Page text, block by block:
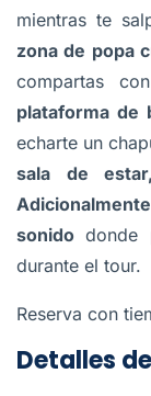
mientras te
zona de popa
compartas
plataforma de
echarte un
sala de
sonido donde
durante el tour.
Reserva con
Detalles